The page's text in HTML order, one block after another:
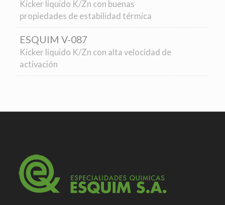
Kicker liquido K/Zn con buenas
propiedades de estabilidad térmica
ESQUIM V-087
Kicker liquido K/Zn con alta velocidad de
activación